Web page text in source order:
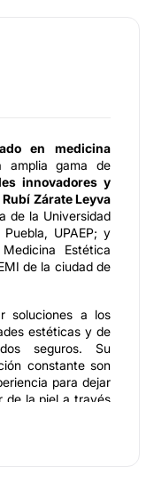
en medicina
amplia gama de
innovadores y
Zárate Leyva
de la Universidad
UPAEP; y
Estética
de la ciudad de
soluciones a los
estéticas y de
seguros. Su
constante son
para dejar
de la piel a través